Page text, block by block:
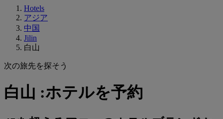
Hotels
アジア
中国
Jilin
白山
次の旅先を探そう
白山 :ホテルを予約